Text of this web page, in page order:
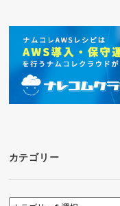
カテゴリー